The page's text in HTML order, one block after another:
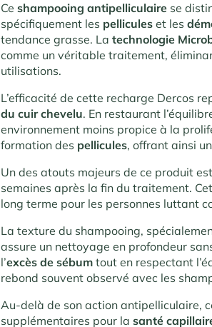
Ceshampooing antipelliculaire se
spécifiquement les pellicules et les
tendance grasse. Latechnologie
comme un véritable traitement,
utilisations.
L’efficacité de cette recharge Dercos
du cuir chevelu. En restaurant
environnement moins propice à la
formation des pellicules, offrant ainsi
Un des atouts majeurs de ce produit
semaines après la fin du traitement.
long terme pour les personnes luttant
La texture du shampooing,
assure un nettoyage en profondeur
l’excès de sébumtout en respectant
rebond souvent observé avec les
Au-delà de son action antipelliculaire,
supplémentaires pour lasanté